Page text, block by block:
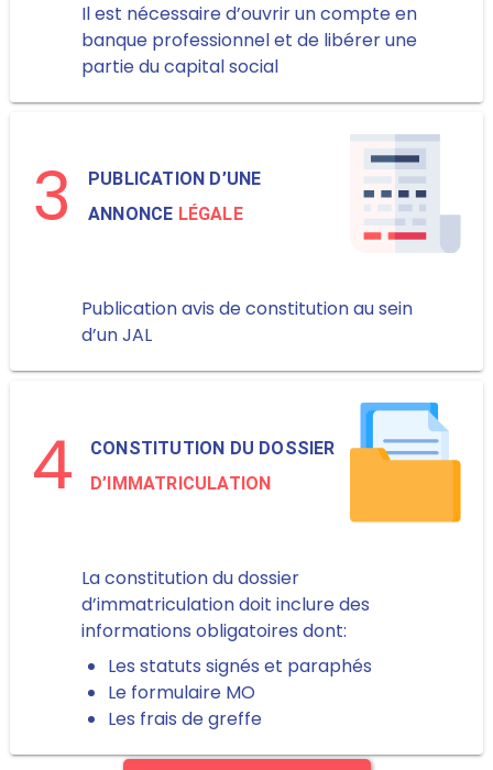
Il est nécessaire d’ouvrir un compte en
banque professionnel et de libérer une
partie du capital social
3
PUBLICATION D’UNE
ANNONCE LÉGALE
Publication avis de constitution au sein
d’un JAL
4
CONSTITUTION DU DOSSIER
D’IMMATRICULATION
La constitution du dossier
d’immatriculation doit inclure des
informations obligatoires dont:
Les statuts signés et paraphés
Le formulaire MO
Les frais de greffe